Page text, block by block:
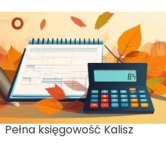
Pełna księgowość Kalisz